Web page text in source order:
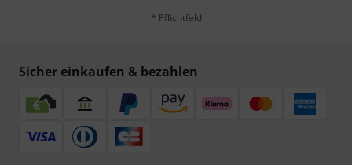
* Pflichtfeld
Sicher einkaufen & bezahlen